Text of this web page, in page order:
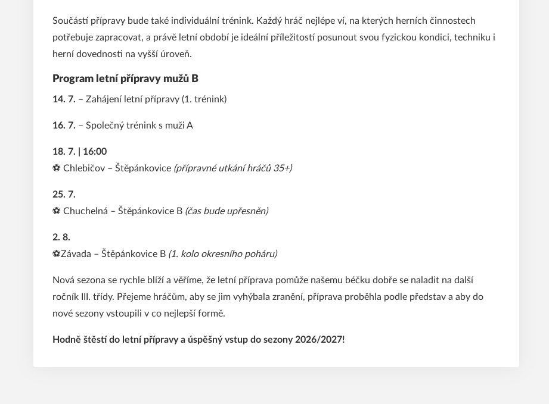
Součástí přípravy bude také individuální trénink. Každý hráč nejlépe ví, na kterých herních činnostech
potřebuje zapracovat, a právě letní období je ideální příležitostí posunout svou fyzickou kondici, techniku i
herní dovednosti na vyšší úroveň.
Program letní přípravy mužů B
14. 7. – Zahájení letní přípravy (1. trénink)
16. 7. – Společný trénink s muži A
18. 7. | 16:00
⚽ Chlebičov – Štěpánkovice (přípravné utkání hráčů 35+)
25. 7.
⚽ Chuchelná – Štěpánkovice B (čas bude upřesněn)
2. 8.
⚽Závada – Štěpánkovice B (1. kolo okresního poháru)
Nová sezona se rychle blíží a věříme, že letní příprava pomůže našemu béčku dobře se naladit na další
ročník III. třídy. Přejeme hráčům, aby se jim vyhýbala zranění, příprava proběhla podle představ a aby do
nové sezony vstoupili v co nejlepší formě.
Hodně štěstí do letní přípravy a úspěšný vstup do sezony 2026/2027!